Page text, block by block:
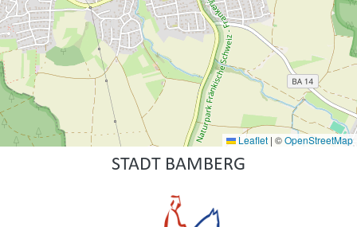
Leaflet | ©OpenStreetMap
STADT BAMBERG